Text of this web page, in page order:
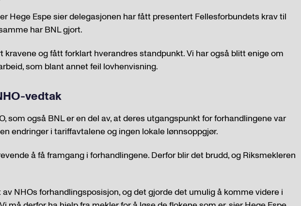
Hege Espe sier delegasjonen har fått presentert Fellesforbundets krav til
har BNL gjort.
kravene og fått forklart hverandres standpunkt. Vi har også blitt enige om
som blant annet feil lovhenvisning.
vedtak
som også BNL er en del av, at deres utgangspunkt for forhandlingene var
endringer i tariffavtalene og ingen lokale lønnsoppgjør.
å få framgang i forhandlingene. Derfor blir det brudd, og Riksmekleren
av NHOs forhandlingsposisjon, og det gjorde det umulig å komme videre i